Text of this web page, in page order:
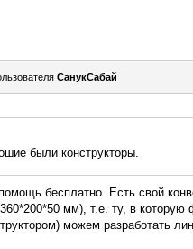
СанукСабай
были конструкторы.
бесплатно. Есть свой
мм), т.е. ту, в которую
можем разработать